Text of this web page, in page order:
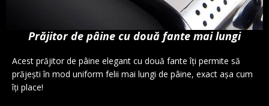
Prăjitor de pâine cu două fante mai lungi
Acest prăjitor de pâine elegant cu două fante îți permite să
prăjești în mod uniform felii mai lungi de pâine, exact așa cum
îți place!